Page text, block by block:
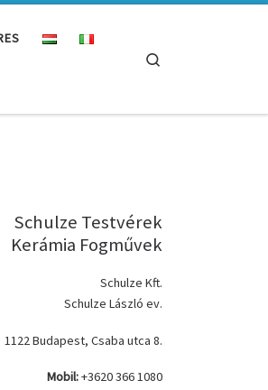
Schulze Testvérek
Kerámia Fogművek
Schulze Kft.
Schulze László ev.
1122 Budapest, Csaba utca 8.
Mobil:+3620 366 1080